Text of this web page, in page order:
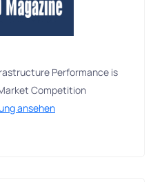
Performance is
Competition
ansehen